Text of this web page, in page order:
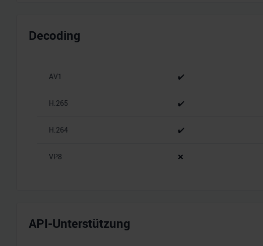
Decoding
AV1 ✔️
H.265 ✔️
H.264 ✔️
VP8 ❌
API-Unterstützung